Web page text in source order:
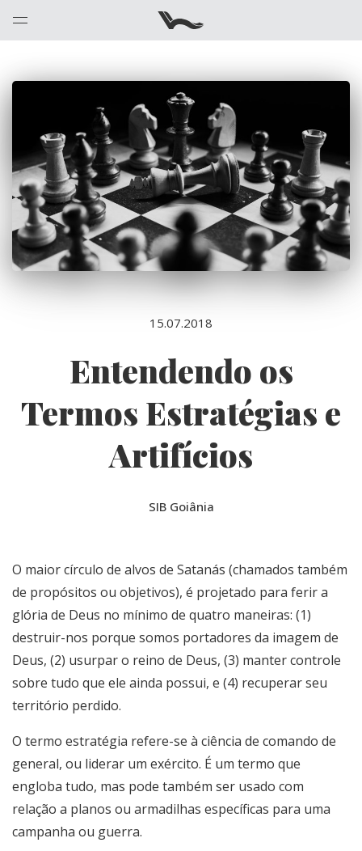
15.07.2018
Entendendo os
Termos Estratégias e
Artifícios
SIB Goiânia
O maior círculo de alvos de Satanás (chamados também
de propósitos ou objetivos), é projetado para ferir a
glória de Deus no mínimo de quatro maneiras: (1)
destruir-nos porque somos portadores da imagem de
Deus, (2) usurpar o reino de Deus, (3) manter controle
sobre tudo que ele ainda possui, e (4) recuperar seu
território perdido.
O termo estratégia refere-se à ciência de comando de
general, ou liderar um exército. É um termo que
engloba tudo, mas pode também ser usado com
relação a planos ou armadilhas específicas para uma
campanha ou guerra.